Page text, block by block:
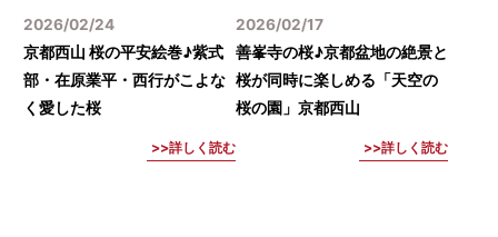
2026/02/24
京都西山 桜の平安絵巻♪紫式
部・在原業平・西行がこよな
く愛した桜
詳しく読む
2026/02/17
善峯寺の桜♪京都盆地の絶景と
桜が同時に楽しめる「天空の
桜の園」京都西山
詳しく読む